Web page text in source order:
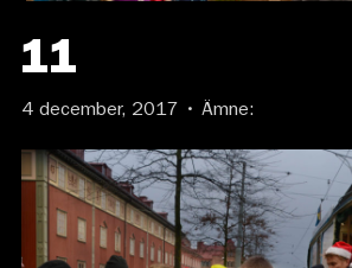
11
4 december, 2017 • Ämne: